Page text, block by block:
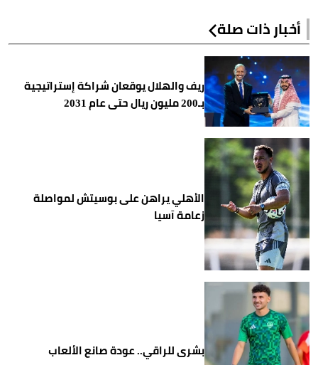
أخبار ذات صلة
ريف والهلال يوقعان شراكة إستراتيجية
بـ200 مليون ريال حتى عام 2031
الأهلي يراهن على بوسيتش لمواصلة
زعامة آسيا
بشرى للراقي.. عودة صانع الألعاب